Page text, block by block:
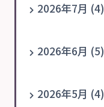
2026年7月 (4)
2026年6月 (5)
2026年5月 (4)